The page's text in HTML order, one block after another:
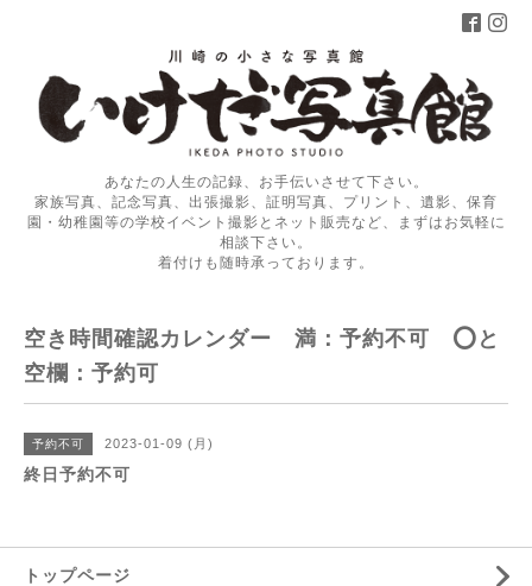
あなたの人生の記録、お手伝いさせて下さい。
家族写真、記念写真、出張撮影、証明写真、プリント、遺影、保育
園・幼稚園等の学校イベント撮影とネット販売など、まずはお気軽に
相談下さい。
着付けも随時承っております。
空き時間確認カレンダー 満：予約不可 ⭕️と
空欄：予約可
予約不可 2023-01-09 (月)
終日予約不可
トップページ